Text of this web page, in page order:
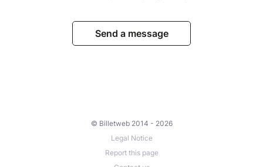
Send a message
© Billetweb 2014 - 2026
Legal Notice
Report this page